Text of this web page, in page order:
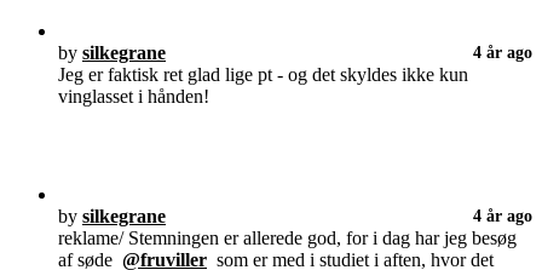
by silkegrane 4 år ago
Jeg er faktisk ret glad lige pt - og det skyldes ikke kun
vinglasset i hånden!
by silkegrane 4 år ago
reklame/ Stemningen er allerede god, for i dag har jeg besøg
af søde @fruviller som er med i studiet i aften, hvor det